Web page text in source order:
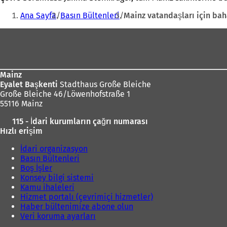
Buradasınız:
Ana Sayfa Basın Bültenleri Mainz vatandaşları için
Mainz
Eyalet Başkenti Stadthaus Große Bleiche
Große Bleiche 46/Löwenhofstraße 1
55116 Mainz
115 - İdari kurumların çağrı numarası
Hızlı erişim
İdari organizasyon
Basın Bültenleri
Boş İşler
Konsey bilgi sistemi
Kamu ihaleleri
Hizmet portalı (çevrimiçi hizmetler)
Haber bültenimize abone olun
Veri koruma ayarları